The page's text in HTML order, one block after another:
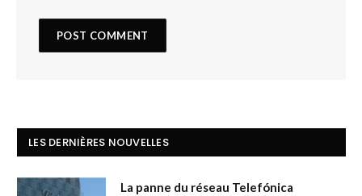
LES DERNIÈRES NOUVELLES
La panne du réseau Telefónica